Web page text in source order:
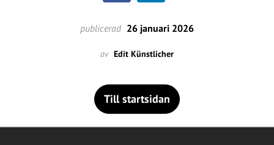
publicerad 26 januari 2026
av Edit Künstlicher
Till startsidan